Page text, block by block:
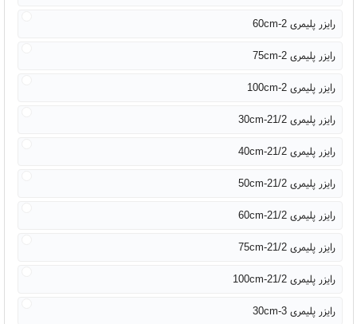
رایزر پلیمری 2-60cm
رایزر پلیمری 2-75cm
رایزر پلیمری 2-100cm
رایزر پلیمری 21/2-30cm
رایزر پلیمری 21/2-40cm
رایزر پلیمری 21/2-50cm
رایزر پلیمری 21/2-60cm
رایزر پلیمری 21/2-75cm
رایزر پلیمری 21/2-100cm
رایزر پلیمری 3-30cm